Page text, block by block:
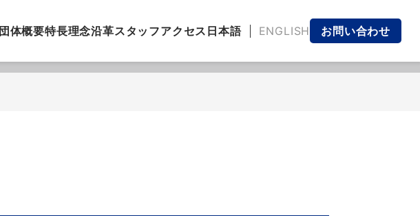
団体概要特長理念沿革スタッフアクセス 日本語 ENGLISH お問い合わせ